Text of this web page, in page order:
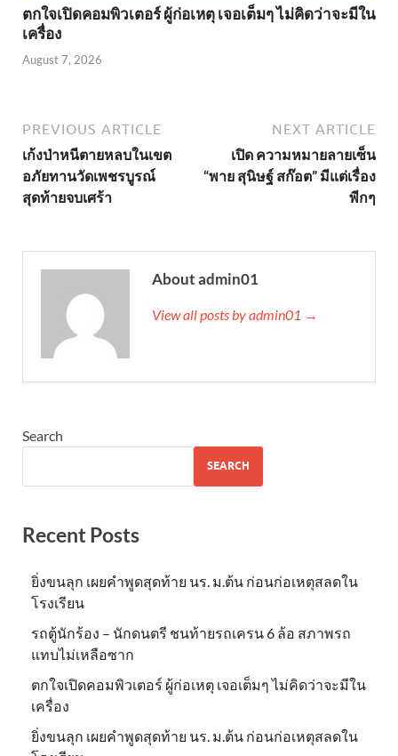
ตกใจเปิดคอมพิวเตอร์ ผู้ก่อเหตุ เจอเต็มๆ ไม่คิดว่าจะมีใน
เครื่อง
August 7, 2026
PREVIOUS ARTICLE
เก้งป่าหนีตายหลบในเขต
อภัยทานวัดเพชรบูรณ์
สุดท้ายจบเศร้า
NEXT ARTICLE
เปิด ความหมายลายเซ็น
“พาย สุนิษฐ์ สก๊อต” มีแต่เรื่อง
พีกๆ
About admin01
View all posts by admin01 →
Search
SEARCH
Recent Posts
ยิ่งขนลุก เผยคำพูดสุดท้าย นร. ม.ต้น ก่อนก่อเหตุสลดใน
โรงเรียน
รถตู้นักร้อง – นักดนตรี ชนท้ายรถเครน 6 ล้อ สภาพรถ
แทบไม่เหลือซาก
ตกใจเปิดคอมพิวเตอร์ ผู้ก่อเหตุ เจอเต็มๆ ไม่คิดว่าจะมีใน
เครื่อง
ยิ่งขนลุก เผยคำพูดสุดท้าย นร. ม.ต้น ก่อนก่อเหตุสลดใน